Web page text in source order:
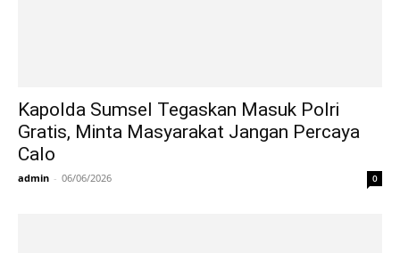
Kapolda Sumsel Tegaskan Masuk Polri
Gratis, Minta Masyarakat Jangan Percaya
Calo
admin - 06/06/2026 0